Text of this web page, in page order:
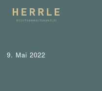
9. Mai 2022